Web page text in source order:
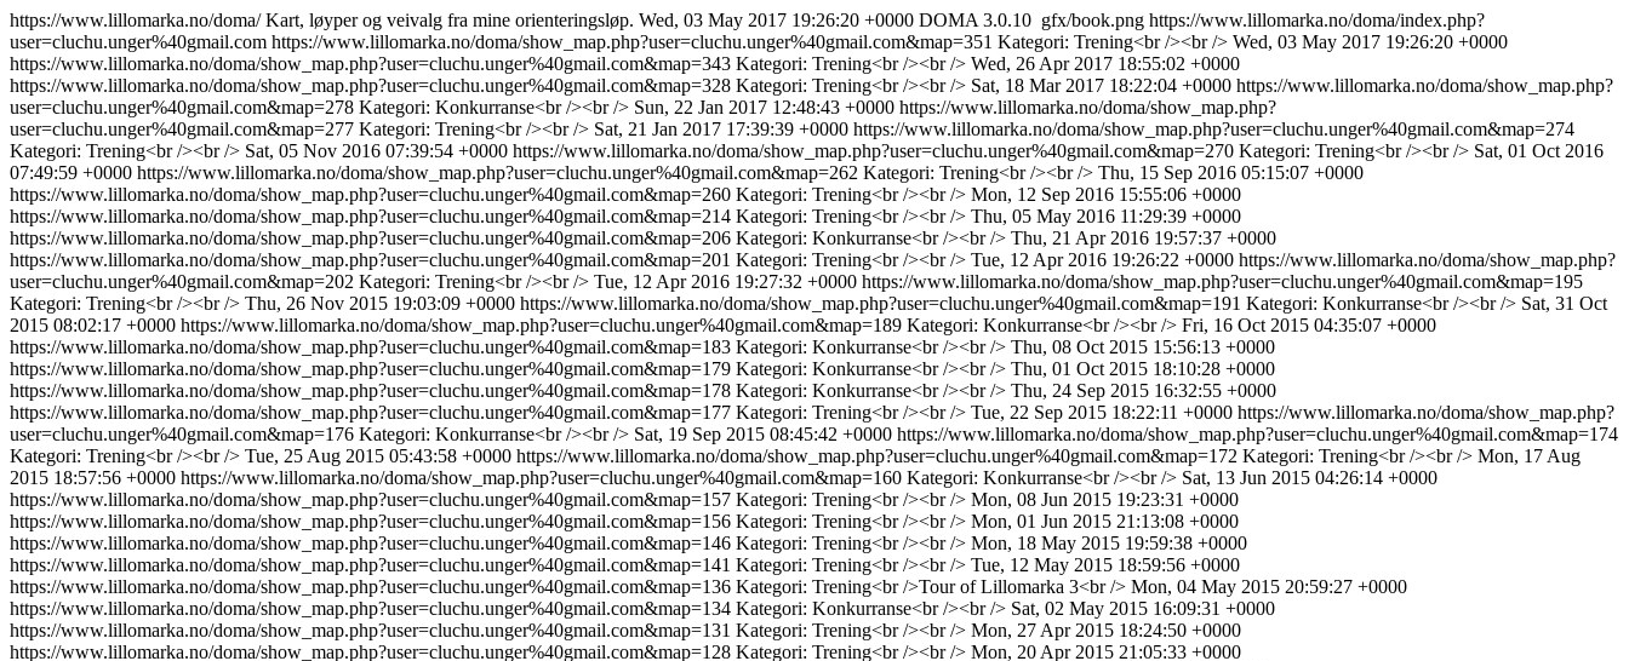
https://www.lillomarka.no/doma/Kart, løyper og veivalg fra mine orienteringsløp. Wed, 03 May 2017 19:26:20 +0000 DOMA 3.0.10 gfx/book.png https://www.lillomarka.no/doma/index.php?
user=cluchu.unger%40gmail.com https://www.lillomarka.no/doma/show_map.php?user=cluchu.unger%40gmail.com&map=351 Kategori: Trening<br /><br /> Wed, 03 May 2017 19:26:20 +0000
https://www.lillomarka.no/doma/show_map.php?user=cluchu.unger%40gmail.com&map=343 Kategori: Trening<br /><br /> Wed, 26 Apr 2017 18:55:02 +0000
https://www.lillomarka.no/doma/show_map.php?user=cluchu.unger%40gmail.com&map=328 Kategori: Trening<br /><br /> Sat, 18 Mar 2017 18:22:04 +0000 https://www.lillomarka.no/doma/show_map.php?
user=cluchu.unger%40gmail.com&map=278 Kategori: Konkurranse<br /><br /> Sun, 22 Jan 2017 12:48:43 +0000 https://www.lillomarka.no/doma/show_map.php?
user=cluchu.unger%40gmail.com&map=277 Kategori: Trening<br /><br /> Sat, 21 Jan 2017 17:39:39 +0000 https://www.lillomarka.no/doma/show_map.php?user=cluchu.unger%40gmail.com&map=274
Kategori: Trening<br /><br /> Sat, 05 Nov 2016 07:39:54 +0000 https://www.lillomarka.no/doma/show_map.php?user=cluchu.unger%40gmail.com&map=270 Kategori: Trening<br /><br /> Sat, 01 Oct 2016
07:49:59 +0000 https://www.lillomarka.no/doma/show_map.php?user=cluchu.unger%40gmail.com&map=262 Kategori: Trening<br /><br /> Thu, 15 Sep 2016 05:15:07 +0000
https://www.lillomarka.no/doma/show_map.php?user=cluchu.unger%40gmail.com&map=260 Kategori: Trening<br /><br /> Mon, 12 Sep 2016 15:55:06 +0000
https://www.lillomarka.no/doma/show_map.php?user=cluchu.unger%40gmail.com&map=214 Kategori: Trening<br /><br /> Thu, 05 May 2016 11:29:39 +0000
https://www.lillomarka.no/doma/show_map.php?user=cluchu.unger%40gmail.com&map=206 Kategori: Konkurranse<br /><br /> Thu, 21 Apr 2016 19:57:37 +0000
https://www.lillomarka.no/doma/show_map.php?user=cluchu.unger%40gmail.com&map=201 Kategori: Trening<br /><br /> Tue, 12 Apr 2016 19:26:22 +0000 https://www.lillomarka.no/doma/show_map.php?
user=cluchu.unger%40gmail.com&map=202 Kategori: Trening<br /><br /> Tue, 12 Apr 2016 19:27:32 +0000 https://www.lillomarka.no/doma/show_map.php?user=cluchu.unger%40gmail.com&map=195
Kategori: Trening<br /><br /> Thu, 26 Nov 2015 19:03:09 +0000 https://www.lillomarka.no/doma/show_map.php?user=cluchu.unger%40gmail.com&map=191 Kategori: Konkurranse<br /><br /> Sat, 31 Oct
2015 08:02:17 +0000 https://www.lillomarka.no/doma/show_map.php?user=cluchu.unger%40gmail.com&map=189 Kategori: Konkurranse<br /><br /> Fri, 16 Oct 2015 04:35:07 +0000
https://www.lillomarka.no/doma/show_map.php?user=cluchu.unger%40gmail.com&map=183 Kategori: Konkurranse<br /><br /> Thu, 08 Oct 2015 15:56:13 +0000
https://www.lillomarka.no/doma/show_map.php?user=cluchu.unger%40gmail.com&map=179 Kategori: Konkurranse<br /><br /> Thu, 01 Oct 2015 18:10:28 +0000
https://www.lillomarka.no/doma/show_map.php?user=cluchu.unger%40gmail.com&map=178 Kategori: Konkurranse<br /><br /> Thu, 24 Sep 2015 16:32:55 +0000
https://www.lillomarka.no/doma/show_map.php?user=cluchu.unger%40gmail.com&map=177 Kategori: Trening<br /><br /> Tue, 22 Sep 2015 18:22:11 +0000 https://www.lillomarka.no/doma/show_map.php?
user=cluchu.unger%40gmail.com&map=176 Kategori: Konkurranse<br /><br /> Sat, 19 Sep 2015 08:45:42 +0000 https://www.lillomarka.no/doma/show_map.php?user=cluchu.unger%40gmail.com&map=174
Kategori: Trening<br /><br /> Tue, 25 Aug 2015 05:43:58 +0000 https://www.lillomarka.no/doma/show_map.php?user=cluchu.unger%40gmail.com&map=172 Kategori: Trening<br /><br /> Mon, 17 Aug
2015 18:57:56 +0000 https://www.lillomarka.no/doma/show_map.php?user=cluchu.unger%40gmail.com&map=160 Kategori: Konkurranse<br /><br /> Sat, 13 Jun 2015 04:26:14 +0000
https://www.lillomarka.no/doma/show_map.php?user=cluchu.unger%40gmail.com&map=157 Kategori: Trening<br /><br /> Mon, 08 Jun 2015 19:23:31 +0000
https://www.lillomarka.no/doma/show_map.php?user=cluchu.unger%40gmail.com&map=156 Kategori: Trening<br /><br /> Mon, 01 Jun 2015 21:13:08 +0000
https://www.lillomarka.no/doma/show_map.php?user=cluchu.unger%40gmail.com&map=146 Kategori: Trening<br /><br /> Mon, 18 May 2015 19:59:38 +0000
https://www.lillomarka.no/doma/show_map.php?user=cluchu.unger%40gmail.com&map=141 Kategori: Trening<br /><br /> Tue, 12 May 2015 18:59:56 +0000
https://www.lillomarka.no/doma/show_map.php?user=cluchu.unger%40gmail.com&map=136 Kategori: Trening<br />Tour of Lillomarka 3<br /> Mon, 04 May 2015 20:59:27 +0000
https://www.lillomarka.no/doma/show_map.php?user=cluchu.unger%40gmail.com&map=134 Kategori: Konkurranse<br /><br /> Sat, 02 May 2015 16:09:31 +0000
https://www.lillomarka.no/doma/show_map.php?user=cluchu.unger%40gmail.com&map=131 Kategori: Trening<br /><br /> Mon, 27 Apr 2015 18:24:50 +0000
https://www.lillomarka.no/doma/show_map.php?user=cluchu.unger%40gmail.com&map=128 Kategori: Trening<br /><br /> Mon, 20 Apr 2015 21:05:33 +0000